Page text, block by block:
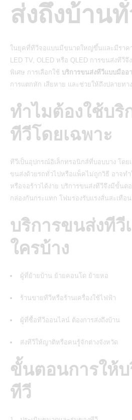
ส่งถึงบ้าน
ในยุคที่ทีวีจอแบนมีขนาดใหญ่ขึ้นและมีราคา
LED TV, OLED หรือ QLED การขนส่งทีวีจึ
พิเศษ การเลือกใช้ บริการขนส่งทีวีแบบมืออ
การแตกหัก เสียหาย และช่วยให้ถึงปลายทา
ทำไมต้องใช้บริ
ทีวีโดยเฉพาะ
ทีวีเป็นอุปกรณ์อิเล็กทรอนิกส์ที่บอบบาง โดย
ขนส่งด้วยรถทั่วไปหรือแพ็คไม่ถูกวิธี อาจทำ
หรือจอร้าวได้ง่าย บริการขนส่งทีวีจึงมีขั้นต
กล่องกันกระแทก โฟมรองรับแรงสั่นสะเทื
บริการขนส่งทีวี
ใครบ้าง
ผู้ที่ย้ายบ้าน ย้ายคอนโด ย้ายหอ
ร้านขายทีวีหรือร้านเครื่องใช้ไฟฟ้า
ผู้ที่ซื้อทีวีออนไลน์ ต้องการส่งถึงบ้าน
ส่งทีวีให้ญาติหรือคนรู้จักต่างจังหวัด
ขั้นตอนการให้
ทีวี